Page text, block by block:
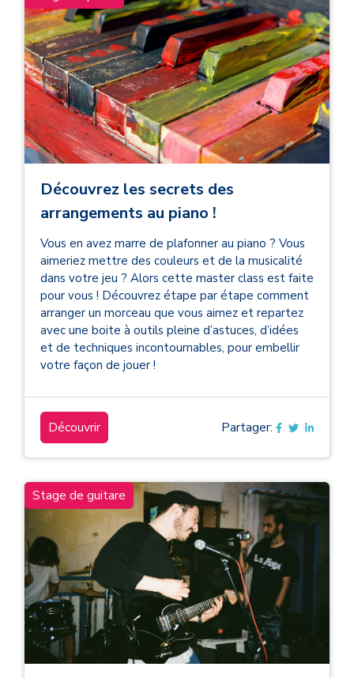
Découvrez les secrets des
arrangements au piano !
Vous en avez marre de plafonner au piano ? Vous
aimeriez mettre des couleurs et de la musicalité
dans votre jeu ? Alors cette master class est faite
pour vous ! Découvrez étape par étape comment
arranger un morceau que vous aimez et repartez
avec une boite à outils pleine d’astuces, d’idées
et de techniques incontournables, pour embellir
votre façon de jouer !
Découvrir Partager:
Stage de guitare